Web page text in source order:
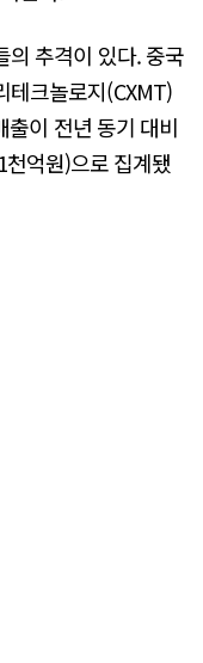
의 추격이 있다. 중국
테크놀로지(CXMT)
출이 전년 동기 대비
억원)으로 집계됐